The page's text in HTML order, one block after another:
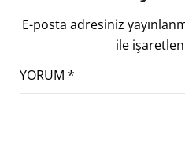
E-posta adresiniz
ile
YORUM *